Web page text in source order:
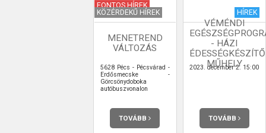
FONTOS HÍREK
KÖZÉRDEKŰ HÍREK
MENETREND
VÁLTOZÁS
5628 Pécs - Pécsvárad -
Erdősmecske -
Görcsönydoboka
autóbuszvonalon
TOVÁBB
HÍREK
VÉMÉNDI
- HÁZI
ÉDESSÉGKÉSZÍTŐ
MŰHELY
2023. december 2. 15:00
TOVÁBB